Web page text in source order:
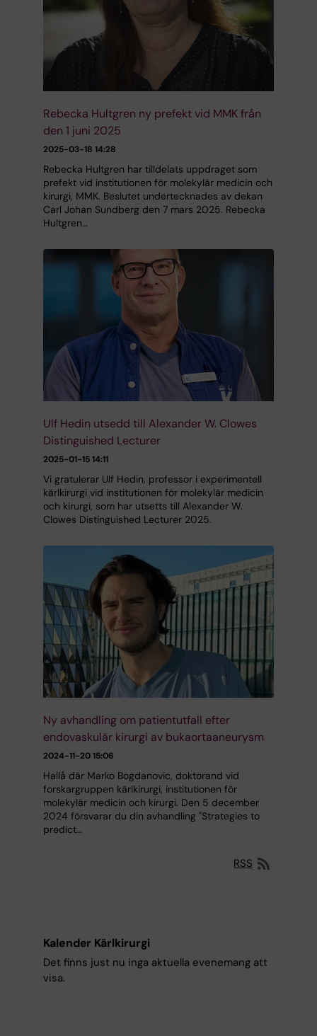
Rebecka Hultgren ny prefekt vid MMK från
den 1 juni 2025
2025-03-18 14:28
Rebecka Hultgren har tilldelats uppdraget som
prefekt vid institutionen för molekylär medicin och
kirurgi, MMK. Beslutet undertecknades av dekan
Carl Johan Sundberg den 7 mars 2025. Rebecka
Hultgren…
Ulf Hedin utsedd till Alexander W. Clowes
Distinguished Lecturer
2025-01-15 14:11
Vi gratulerar Ulf Hedin, professor i experimentell
kärlkirurgi vid institutionen för molekylär medicin
och kirurgi, som har utsetts till Alexander W.
Clowes Distinguished Lecturer 2025.
Ny avhandling om patientutfall efter
endovaskulär kirurgi av bukaortaaneurysm
2024-11-20 15:06
Hallå där Marko Bogdanovic, doktorand vid
forskargruppen kärlkirurgi, institutionen för
molekylär medicin och kirurgi. Den 5 december
2024 försvarar du din avhandling "Strategies to
predict…
RSS
Kalender Kärlkirurgi
Det finns just nu inga aktuella evenemang att
visa.